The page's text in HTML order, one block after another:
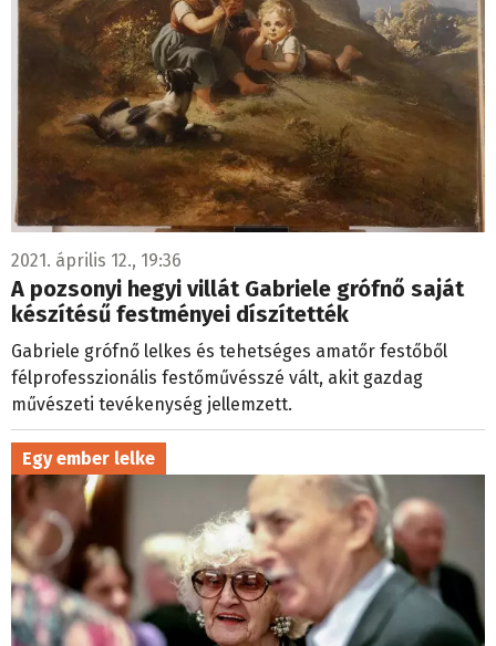
2021. április 12., 19:36
A pozsonyi hegyi villát Gabriele grófnő saját
készítésű festményei díszítették
Gabriele grófnő lelkes és tehetséges amatőr festőből
félprofesszionális festőművésszé vált, akit gazdag
művészeti tevékenység jellemzett.
Egy ember lelke